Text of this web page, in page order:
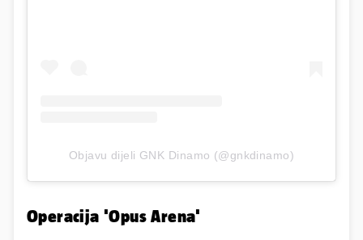
Objavu dijeli GNK Dinamo (@gnkdinamo)
Operacija 'Opus Arena'